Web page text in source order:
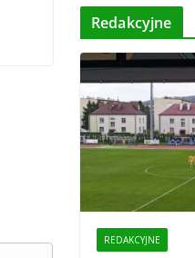
Redakcyjne
REDAKCYJNE